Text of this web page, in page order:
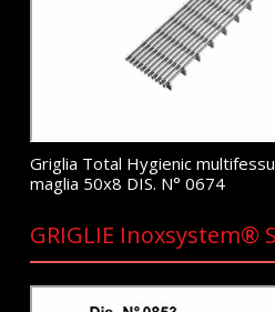
Griglia Total Hygienic
maglia 50x8 DIS. N° 0674
GRIGLIE Inoxsystem®